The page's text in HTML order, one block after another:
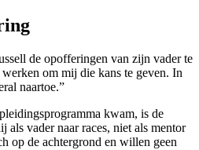
de opofferingen van zijn vader te
om mij die kans te geven. In
naartoe.”
kwam, is de
als vader naar races, niet als mentor
op de achtergrond en willen geen